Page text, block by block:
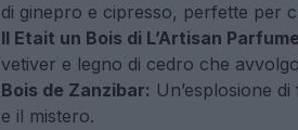
di ginepro e cipresso, perfette per
Il Etait un Bois di L’Artisan
vetiver e legno di cedro che
Bois de Zanzibar: Un’esplosione
e il mistero.